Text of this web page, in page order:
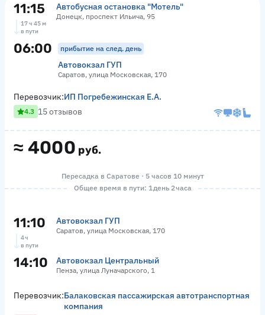
11:15 Автобусная остановка "Мотель"
Донецк, проспект Ильича, 95
17 ч 45 м
в пути
06:00 прибытие на след. день
Автовокзал ГУП
Саратов, улица Московская, 170
≈ 4000 руб.
Перевозчик:ИП Погребежинская Е.А.
4.3 15 отзывов
Пересадка в Саратове · 5 часов 10 минут
Общее время в пути: 1 день 2 часа
11:10 Автовокзал ГУП
Саратов, улица Московская, 170
4 ч
в пути
14:10 Автовокзал Центральный
Пенза, улица Луначарского, 1
Перевозчик:Балаковская пассажирская автотранспортная
компания